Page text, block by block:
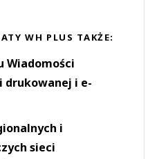
WH PLUS TAKŻE:
Wiadomości
drukowanej i e-
i
sieci